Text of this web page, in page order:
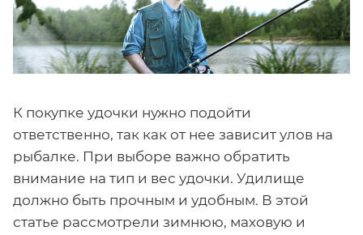
К покупке удочки нужно подойти
ответственно, так как от нее зависит улов на
рыбалке. При выборе важно обратить
внимание на тип и вес удочки. Удилище
должно быть прочным и удобным. В этой
статье рассмотрели зимнюю, маховую и